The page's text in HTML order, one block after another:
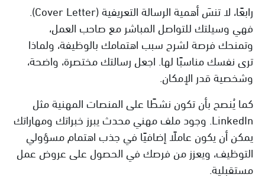
رابعًا، لا تنسَ أهمية الرسالة التعريفية (Cover Letter).
فهي وسيلتك للتواصل المباشر مع صاحب العمل،
وتمنحك فرصة لشرح سبب اهتمامك بالوظيفة، ولماذا
ترى نفسك مناسبًا لها. اجعل رسالتك مختصرة، واضحة،
وشخصية قدر الإمكان.
كما يُنصح بأن تكون نشطًا على المنصات المهنية مثل
LinkedIn. وجود ملف مهني محدث يبرز خبراتك ومهاراتك
يمكن أن يكون عاملًا إضافيًا في جذب اهتمام مسؤولي
التوظيف، ويعزز من فرصك في الحصول على عروض عمل
مستقبلية.